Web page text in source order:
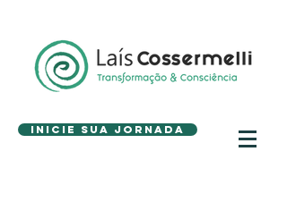
Inicie sua Jornada